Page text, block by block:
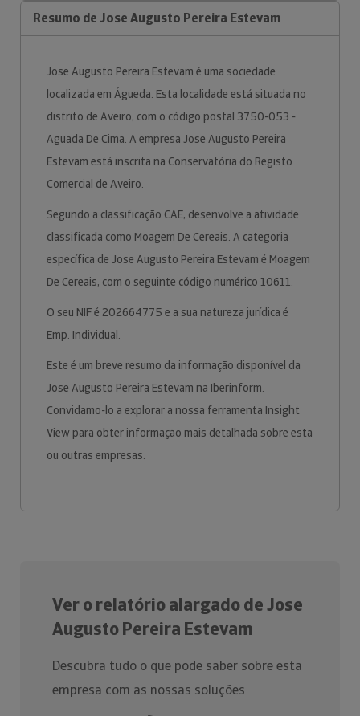
Resumo de Jose Augusto Pereira Estevam
Jose Augusto Pereira Estevam é uma sociedade
localizada em Águeda. Esta localidade está situada no
distrito de Aveiro, com o código postal 3750-053 -
Aguada De Cima. A empresa Jose Augusto Pereira
Estevam está inscrita na Conservatória do Registo
Comercial de Aveiro.
Segundo a classificação CAE, desenvolve a atividade
classificada como Moagem De Cereais. A categoria
específica de Jose Augusto Pereira Estevam é Moagem
De Cereais, com o seguinte código numérico 10611.
O seu NIF é 202664775 e a sua natureza jurídica é
Emp. Individual.
Este é um breve resumo da informação disponível da
Jose Augusto Pereira Estevam na Iberinform.
Convidamo-lo a explorar a nossa ferramenta Insight
View para obter informação mais detalhada sobre esta
ou outras empresas.
Ver o relatório alargado de Jose
Augusto Pereira Estevam
Descubra tudo o que pode saber sobre esta
empresa com as nossas soluções